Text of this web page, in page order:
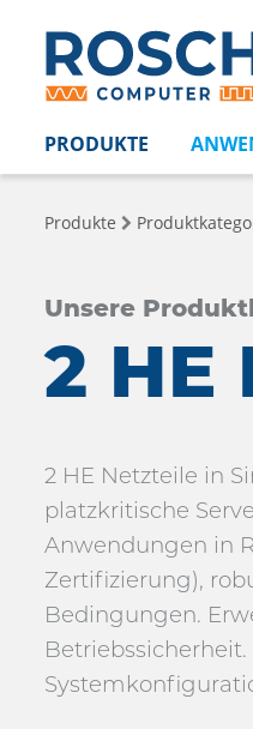
PRODUKTE
Produkte
Unsere
2
2 HE Netzteile in
platzkritische
Anwendungen in
Zertifizierung),
Bedingungen.